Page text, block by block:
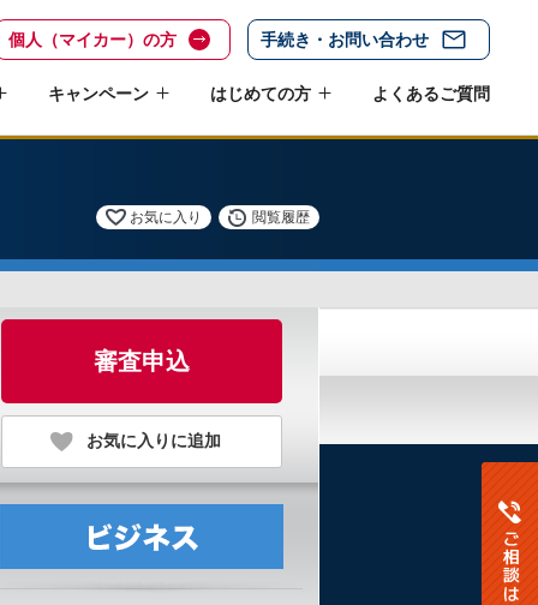
個人（マイカー）の方 手続き・お問い合わせ
キャンペーン はじめての方 よくあるご質問
お気に入り 閲覧履歴
審査申込
お気に入りに追加